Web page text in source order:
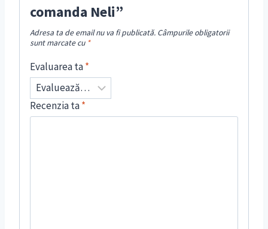
comanda Neli”
Adresa ta de email nu va fi publicată. Câmpurile obligatorii
sunt marcate cu *
Evaluarea ta*
Recenzia ta*